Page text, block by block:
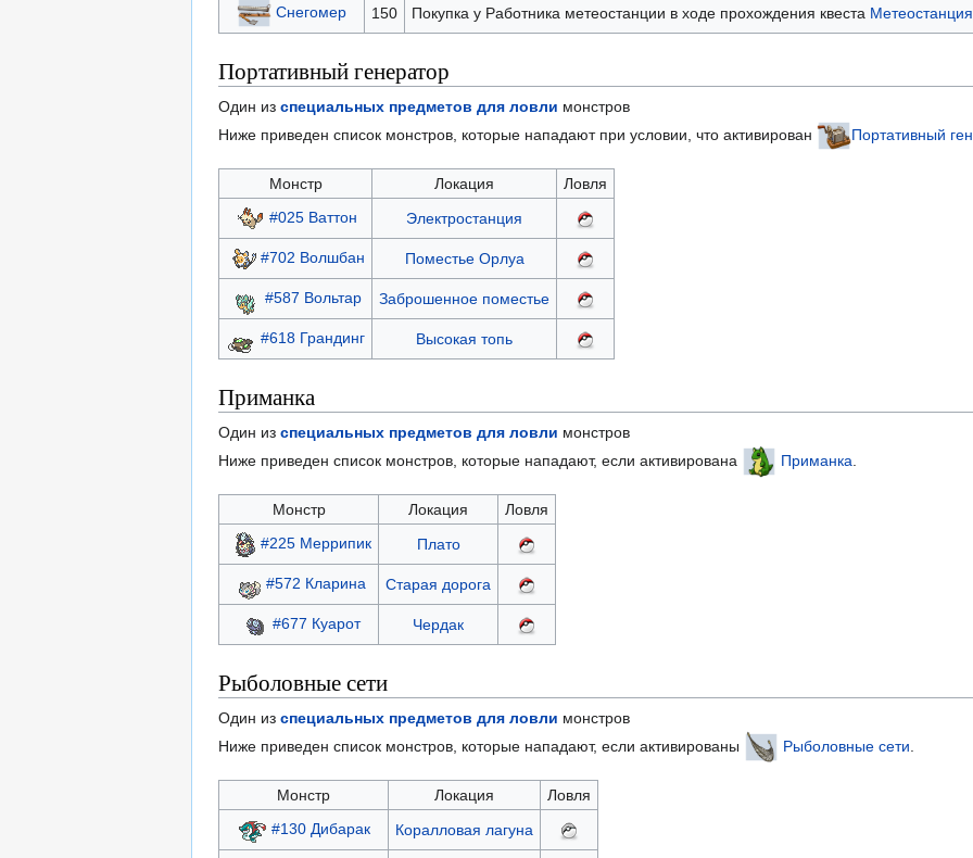
Снегомер 150 Покупка у Работника метеостанции в ходе прохождения квеста Метеостанция
Портативный генератор
Один из специальных предметов для ловли монстров
Ниже приведен список монстров, которые нападают при условии, что активирован
Портативный
Монстр Локация
Ловля
#025 Ваттон
Электростанция
#702 Волшбан Поместье Орлуа
#587 Вольтар Заброшенное поместье
#618 Грандинг Высокая топь
Приманка
Один из специальных предметов для ловли монстров
Ниже приведен список монстров, которые нападают, если активирована
Приманка
Монстр Локация
Ловля
#225 Меррипик
Плато
#572 Кларина Старая дорога
#677 Куарот Чердак
Рыболовные сети
Один из специальных предметов для ловли монстров
Ниже приведен список монстров, которые нападают, если активированы
Рыболовные сети
Монстр Локация
Ловля
#130 Дибарак
Коралловая лагуна